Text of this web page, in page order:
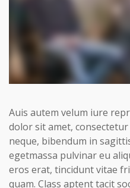
Auis autem velum iure
dolor sit amet,
neque, bibendum in
egetmassa pulvinar eu
eros erat, tincidunt vitae
quam. Class aptent tacit